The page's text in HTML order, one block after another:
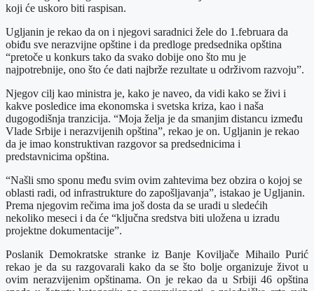
koji će uskoro biti raspisan.
Ugljanin je rekao da on i njegovi saradnici žele do 1.februara da
obiđu sve nerazvijne opštine i da predloge predsednika opština
“pretoče u konkurs tako da svako dobije ono što mu je
najpotrebnije, ono što će dati najbrže rezultate u održivom razvoju”.
Njegov cilj kao ministra je, kako je naveo, da vidi kako se živi i
kakve posledice ima ekonomska i svetska kriza, kao i naša
dugogodišnja tranzicija. “Moja želja je da smanjim distancu između
Vlade Srbije i nerazvijenih opština”, rekao je on. Ugljanin je rekao
da je imao konstruktivan razgovor sa predsednicima i
predstavnicima opština.
“Našli smo sponu među svim ovim zahtevima bez obzira o kojoj se
oblasti radi, od infrastrukture do zapošljavanja”, istakao je Ugljanin.
Prema njegovim rečima ima još dosta da se uradi u sledećih
nekoliko meseci i da će “ključna sredstva biti uložena u izradu
projektne dokumentacije”.
Poslanik Demokratske stranke iz Banje Koviljače Mihailo Purić
rekao je da su razgovarali kako da se što bolje organizuje život u
ovim nerazvijenim opštinama. On je rekao da u Srbiji 46 opština